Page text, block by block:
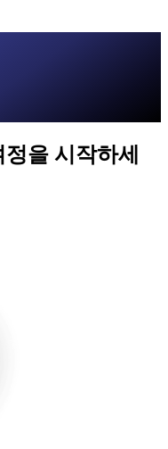
을 시작하세